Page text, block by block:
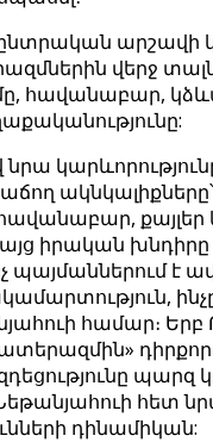
արշավի
վերջ
հավանաբար,
նրա
աճող
քայլեր
իրական խնդիրը
պայմաններում է
համար։
հետ
դինամիկան: